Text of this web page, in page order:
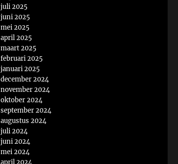
juli 2025
juni 2025
mei 2025
april 2025
maart 2025
februari 2025
januari 2025
december 2024
november 2024
oktober 2024
september 2024
augustus 2024
juli 2024
juni 2024
mei 2024